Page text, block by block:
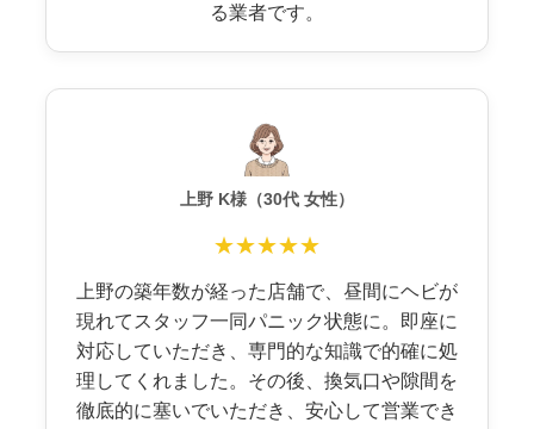
る業者です。
上野 K様（30代 女性）
★★★★★
上野の築年数が経った店舗で、昼間にヘビが
現れてスタッフ一同パニック状態に。即座に
対応していただき、専門的な知識で的確に処
理してくれました。その後、換気口や隙間を
徹底的に塞いでいただき、安心して営業でき